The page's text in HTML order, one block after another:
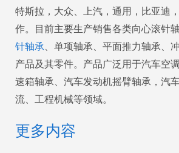
特斯拉，大众、上汽，通用，比亚迪
作。目前主要生产销售各类向心滚针
针轴承 、单项轴承、平面推力轴承、
产品及其零件。产品广泛用于汽车空
速箱轴承、汽车发动机摇臂轴承，汽
流、工程机械等领域。
更多内容